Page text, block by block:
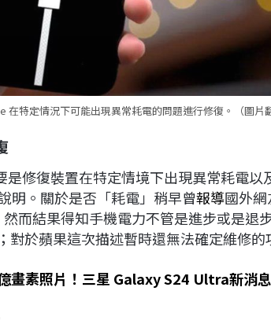
特定情況下可能出現異常耗電的問題進行修復。（圖片
是修復裝置在特定情境下出現異常耗電以
明。關於是否「耗電」稍早曾報導國外
而結果得知手機電力不管是進步或是退
於蘋果這次描述暫時還無法確定維修的
畫素照片！三星 Galaxy S24 Ultra新消